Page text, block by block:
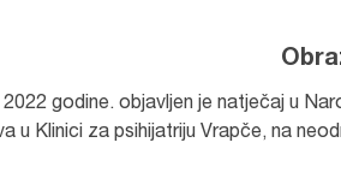
godine. objavljen je natječaj u
u Klinici za psihijatriju Vrapče, na